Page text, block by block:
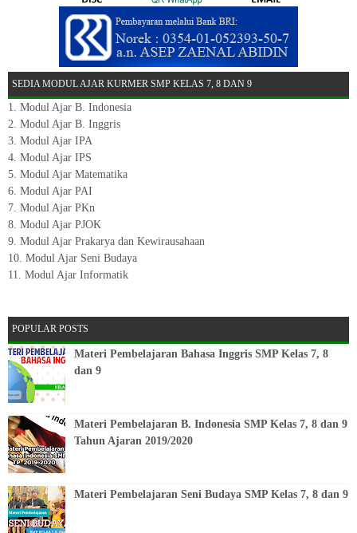
SEDIA MODUL AJAR KURMER SMP KELAS 7, 8 DAN 9
1. Modul Ajar B. Indonesia
2. Modul Ajar B. Inggris
3. Modul Ajar IPA
4. Modul Ajar IPS
5. Modul Ajar Matematika
6. Modul Ajar PAI
7. Modul Ajar PKn
8. Modul Ajar PJOK
9. Modul Ajar Prakarya dan Kewirausahaan
10. Modul Ajar Seni Budaya
11. Modul Ajar Informatik
POPULAR POSTS
Materi Pembelajaran Bahasa Inggris SMP Kelas 7, 8
dan 9
Materi Pembelajaran B. Indonesia SMP Kelas 7, 8 dan 9
Tahun Ajaran 2019/2020
Materi Pembelajaran Seni Budaya SMP Kelas 7, 8 dan 9